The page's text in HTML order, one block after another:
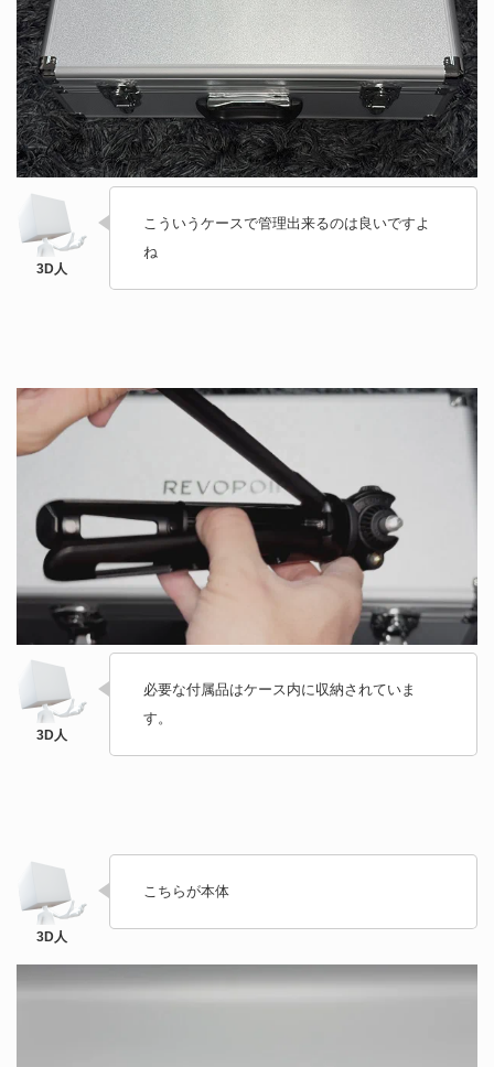
こういうケースで管理出来るのは良いですよ
ね
必要な付属品はケース内に収納されていま
す。
こちらが本体